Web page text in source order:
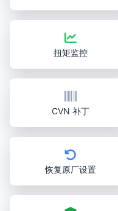
扭矩监控
CVN 补丁
恢复原厂设置